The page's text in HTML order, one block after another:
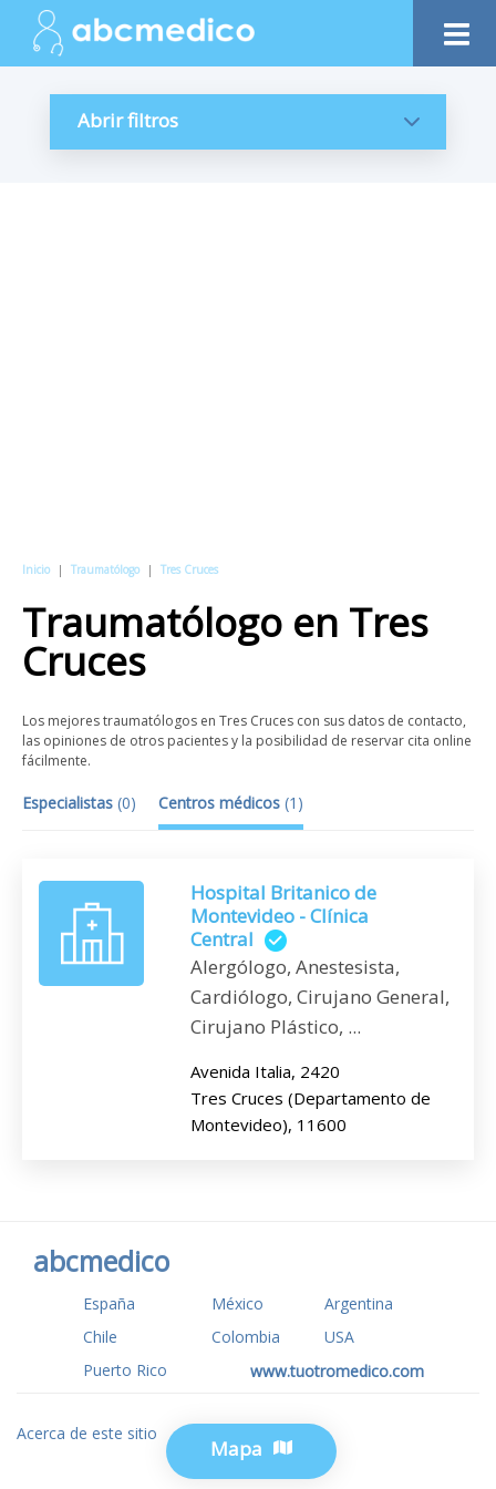
Abrir filtros
Inicio | Traumatólogo | Tres Cruces
Traumatólogo en Tres
Cruces
Los mejores traumatólogos en Tres Cruces con sus datos de contacto,
las opiniones de otros pacientes y la posibilidad de reservar cita online
fácilmente.
Especialistas (0) Centros médicos (1 )
Hospital Britanico de
Montevideo - Clínica
Central
Alergólogo, Anestesista,
Cardiólogo, Cirujano General,
Cirujano Plástico, ...
Avenida Italia, 2420
Tres Cruces (Departamento de
Montevideo), 11600
Mapa
abcmedico
España México
Argentina
Chile
Colombia
USA
Puerto Rico
www.tuotromedico.com
Acerca de este sitio Privacidad